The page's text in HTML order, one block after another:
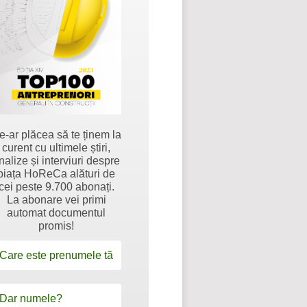
ar plăcea să te ținem la
curent cu ultimele știri,
și interviuri despre
HoReCa alături de
peste 9.700 abonați.
La abonare vei primi
automat documentul
promis!